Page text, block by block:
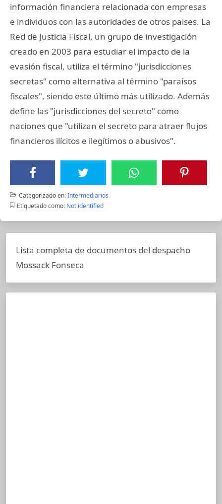
información financiera relacionada con empresas
e individuos con las autoridades de otros paises. La
Red de Justicia Fiscal, un grupo de investigación
creado en 2003 para estudiar el impacto de la
evasión fiscal, utiliza el término "jurisdicciones
secretas" como alternativa al término "paraísos
fiscales", siendo este último más utilizado. Además
define las "jurisdicciones del secreto" como
naciones que "utilizan el secreto para atraer flujos
financieros ilícitos e ilegítimos o abusivos".
Categorizado en:Intermediarios
Etiquetado como: Not identified
Lista completa de documentos del despacho
Mossack Fonseca